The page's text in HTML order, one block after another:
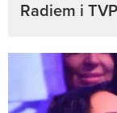
Radiem i